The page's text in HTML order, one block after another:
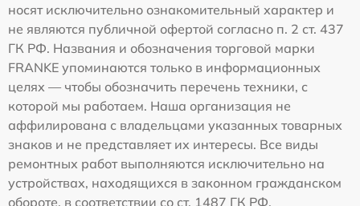
носят исключительно ознакомительный характер и
не являются публичной офертой согласно п. 2 ст. 437
ГК РФ. Названия и обозначения торговой марки
FRANKE упоминаются только в информационных
целях — чтобы обозначить перечень техники, с
которой мы работаем. Наша организация не
аффилирована с владельцами указанных товарных
знаков и не представляет их интересы. Все виды
ремонтных работ выполняются исключительно на
устройствах, находящихся в законном гражданском
обороте, в соответствии со ст. 1487 ГК РФ.